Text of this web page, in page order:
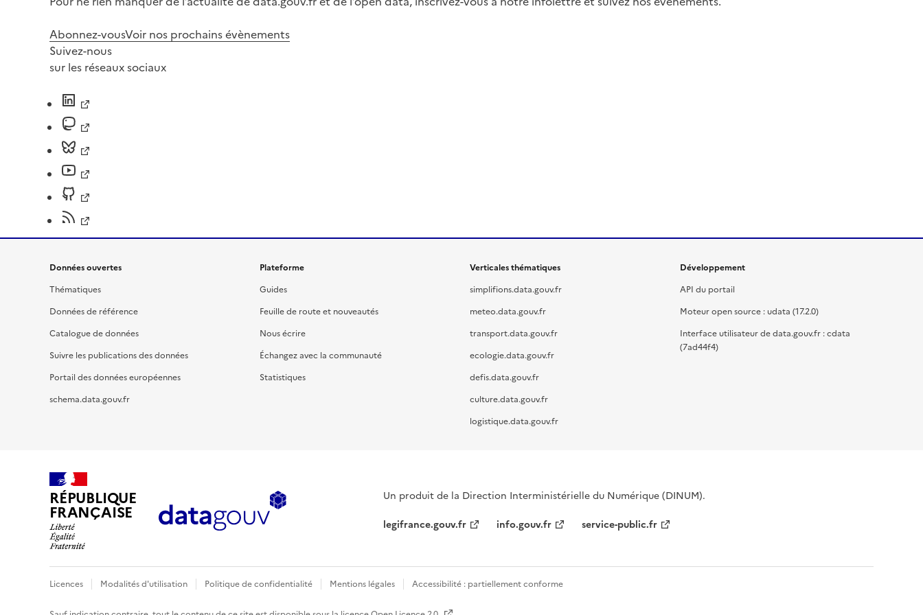
Abonnez-vousVoir nos prochains évènements
Suivez-nous
sur les réseaux sociaux
Données ouvertes
Thématiques
Données de référence
Catalogue de données
Suivre les publications des données
Portail des données européennes
schema.data.gouv.fr
Plateforme
Guides
Feuille de route et nouveautés
Nous écrire
Échangez avec la communauté
Statistiques
Verticales thématiques
simplifions.data.gouv.fr
meteo.data.gouv.fr
transport.data.gouv.fr
ecologie.data.gouv.fr
defis.data.gouv.fr
culture.data.gouv.fr
logistique.data.gouv.fr
Développement
API du portail
Moteur open source : udata (17.2.0)
Interface utilisateur de data.gouv.fr : cdata
(7ad44f4)
RÉPUBLIQUE
FRANÇAISE
Un produit de la Direction Interministérielle du Numérique (DINUM).
legifrance.gouv.fr
info.gouv.fr service-public.fr
Licences Modalités d'utilisation Politique de confidentialité Mentions légales Accessibilité : partiellement conforme